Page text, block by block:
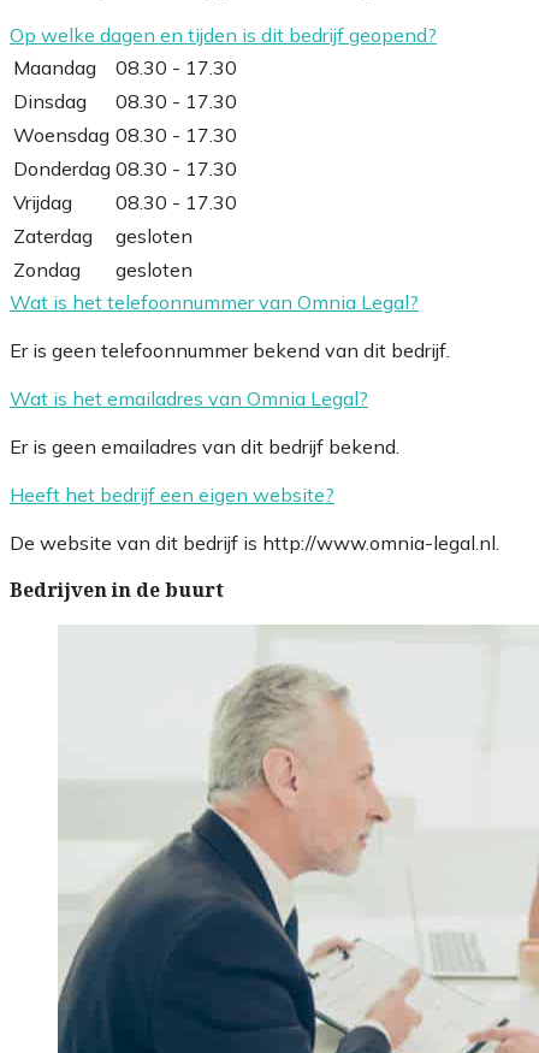
Op welke dagen en tijden is dit bedrijf geopend?
Maandag
08.30 - 17.30
Dinsdag
08.30 - 17.30
Woensdag 08.30 - 17.30
Donderdag 08.30 - 17.30
Vrijdag
08.30 - 17.30
Zaterdag
gesloten
Zondag
gesloten
Wat is het telefoonnummer van Omnia Legal?
Er is geen telefoonnummer bekend van dit bedrijf.
Wat is het emailadres van Omnia Legal?
Er is geen emailadres van dit bedrijf bekend.
Heeft het bedrijf een eigen website?
De website van dit bedrijf is http://www.omnia-legal.nl.
Bedrijven in de buurt